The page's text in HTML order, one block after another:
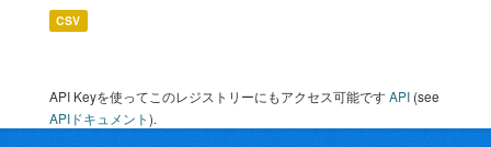
CSV
API Keyを使ってこのレジストリーにもアクセス可能ですAPI (see
APIドキュメント).